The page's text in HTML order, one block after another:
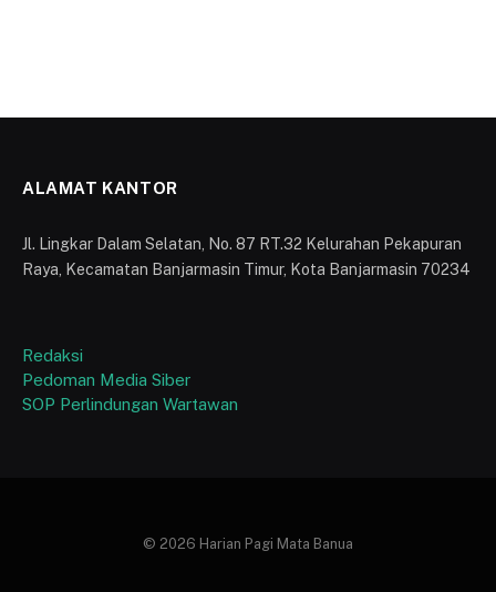
ALAMAT KANTOR
Jl. Lingkar Dalam Selatan, No. 87 RT.32 Kelurahan Pekapuran
Raya, Kecamatan Banjarmasin Timur, Kota Banjarmasin 70234
Redaksi
Pedoman Media Siber
SOP Perlindungan Wartawan
© 2026 Harian Pagi Mata Banua